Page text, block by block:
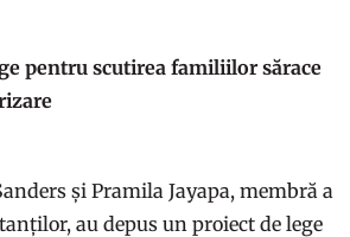
pentru scutirea familiilor sărace
și Pramila Jayapa, membră a
au depus un proiect de lege